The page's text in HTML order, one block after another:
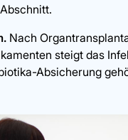
Nach
steigt das
Absicherung